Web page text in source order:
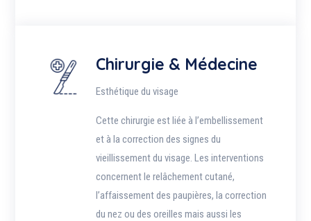
Chirurgie & Médecine
Esthétique du visage
Cette chirurgie est liée à l’embellissement
et à la correction des signes du
vieillissement du visage. Les interventions
concernent le relâchement cutané,
l’affaissement des paupières, la correction
du nez ou des oreilles mais aussi les